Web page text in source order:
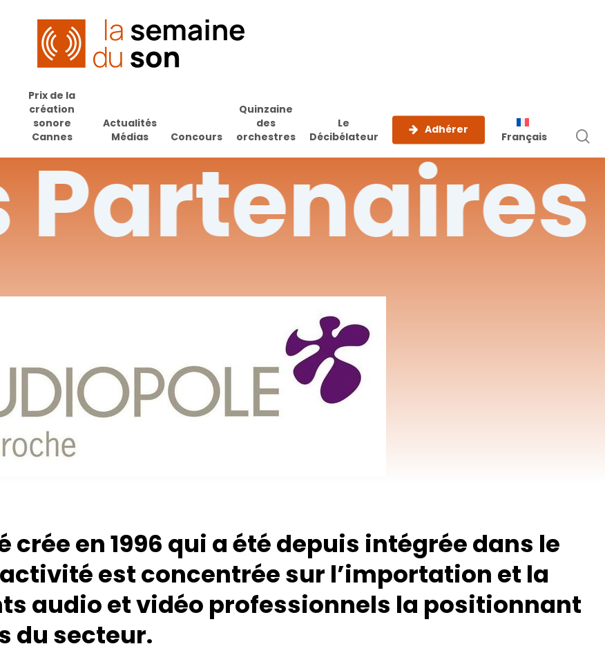
Prix de la
création
sonore
Cannes
Actualités
Médias
Concours
Quinzaine
des
orchestres
Le
Décibélateur
Adhérer
Français
Partenaires
crée en 1996 qui a été depuis intégrée dans le
est concentrée sur l’importation et la
audio et vidéo professionnels la positionnant
du secteur.